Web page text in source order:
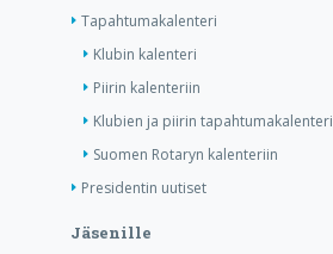
Tapahtumakalenteri
Klubin kalenteri
Piirin kalenteriin
Klubien ja piirin tapahtumakalenteri
Suomen Rotaryn kalenteriin
Presidentin uutiset
Jäsenille